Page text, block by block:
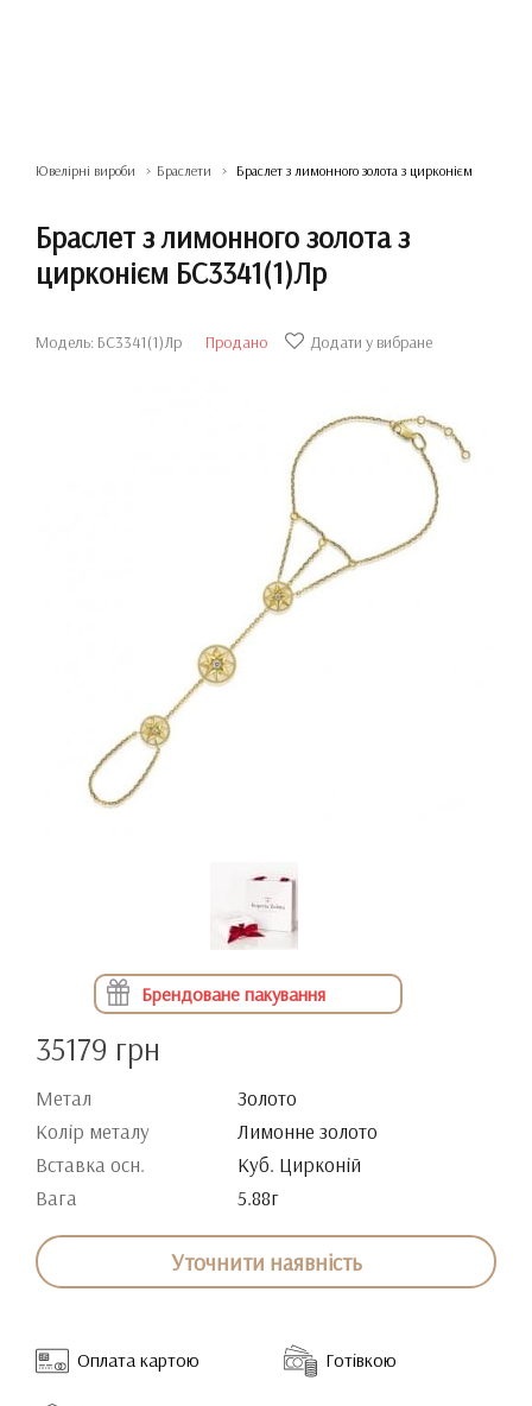
Ювелірні вироби Браслети Браслет з лимонного золота з цирконієм
Браслет з лимонного золота з
цирконієм БС3341(1)Лр
Модель: БС3341(1)Лр Продано Додати у вибране
Брендоване пакування
35179 грн
Метал
Золото
Колір металу
Лимонне золото
Вставка осн.
Куб. Цирконій
Вага
5.88г
Уточнити наявність
Оплата картою Готівкою